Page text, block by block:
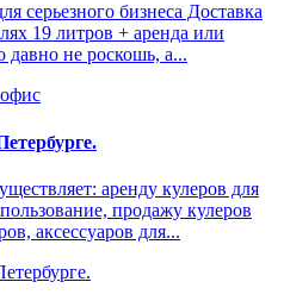
серьезного бизнеса Доставка
19 литров + аренда или
давно не роскошь, а...
аренду кулеров для
продажу кулеров
аксессуаров для...